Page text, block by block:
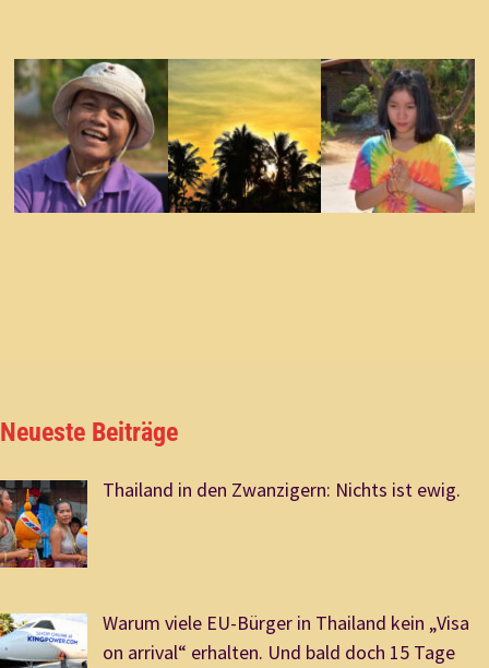
Neueste Beiträge
Thailand in den Zwanzigern: Nichts ist ewig.
Warum viele EU-Bürger in Thailand kein „Visa
on arrival“ erhalten. Und bald doch 15 Tage